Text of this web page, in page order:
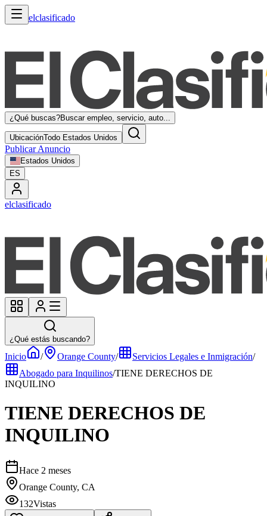
elclasificado
¿Qué buscas?Buscar empleo, servicio, auto...
UbicaciónTodo Estados Unidos
Publicar Anuncio
Estados Unidos
ES
elclasificado
¿Qué estás buscando?
Inicio / Orange County/ Servicios Legales e Inmigración/
Abogado para Inquilinos/TIENE DERECHOS DE
INQUILINO
TIENE DERECHOS DE
INQUILINO
Hace 2 meses
Orange County, CA
132Vistas